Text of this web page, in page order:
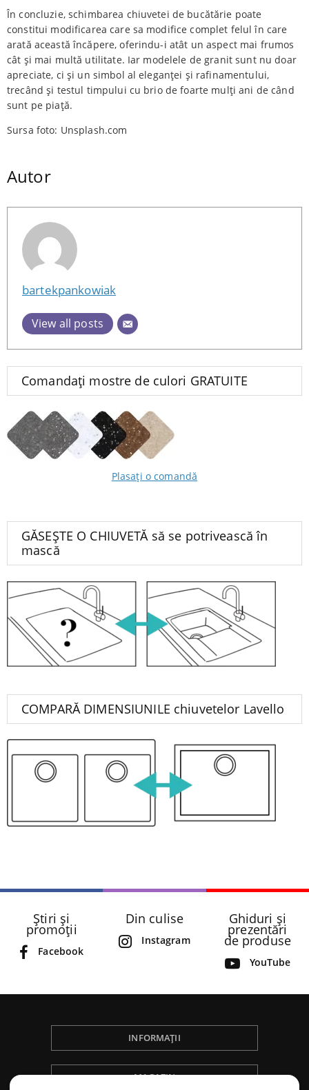
În concluzie, schimbarea chiuvetei de bucătărie poate
constitui modificarea care sa modifice complet felul în care
arată această încăpere, oferindu-i atât un aspect mai frumos
cât și mai multă utilitate. Iar modelele de granit sunt nu doar
apreciate, ci și un simbol al eleganței și rafinamentului,
trecând și testul timpului cu brio de foarte mulți ani de când
sunt pe piață.
Sursa foto: Unsplash.com
Autor
bartekpankowiak
View all posts
Comandați mostre de culori GRATUITE
Plasați o comandă
GĂSEȘTE O CHIUVETĂ să se potrivească în
mască
COMPARĂ DIMENSIUNILE chiuvetelor Lavello
Știri și
promoții
Facebook
Din culise
Instagram
Ghiduri și
prezentări
de produse
YouTube
INFORMAȚII
MAGAZIN